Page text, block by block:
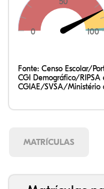
0 100
Fonte: Censo Escolar/
CGI Demográfico/RIPSA
CGIAE/SVSA/Ministério
MATRÍCULAS